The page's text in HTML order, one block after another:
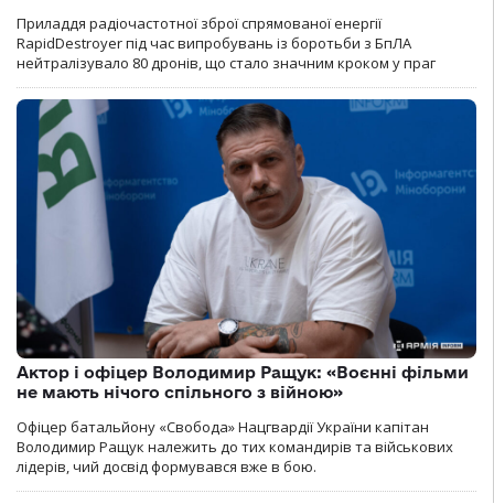
Приладдя радіочастотної зброї спрямованої енергії
RapidDestroyer під час випробувань із боротьби з БпЛА
нейтралізувало 80 дронів, що стало значним кроком у праг
Актор і офіцер Володимир Ращук: «Воєнні фільми
не мають нічого спільного з війною»
Офіцер батальйону «Свобода» Нацгвардії України капітан
Володимир Ращук належить до тих командирів та військових
лідерів, чий досвід формувався вже в бою.